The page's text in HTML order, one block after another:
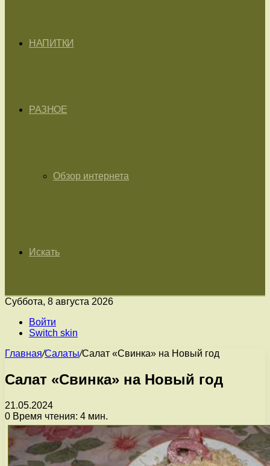
НАПИТКИ
РАЗНОЕ
Обзор интернета
Искать
Суббота, 8 августа 2026
Войти
Switch skin
Главная/Салаты/Салат «Свинка» на Новый год
Салат «Свинка» на Новый год
21.05.2024
0 Время чтения: 4 мин.